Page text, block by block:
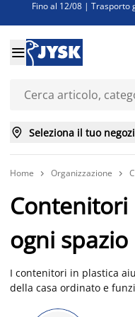
Fino al 12/08 | Trasporto
Super offerte
Finanziamenti - Scegli

 Seleziona il tuo
Home  Organizzazione 
Contenitori
ogni spazio
I contenitori in plastica
della casa ordinato e